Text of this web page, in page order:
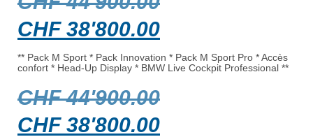
CHF38'800.00
** Pack M Sport * Pack Innovation * Pack M Sport Pro * Accès
confort * Head-Up Display * BMW Live Cockpit Professional **
CHF44'900.00
CHF38'800.00